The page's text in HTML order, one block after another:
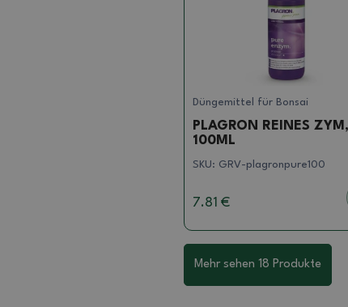
Düngemittel für Bonsai
PLAGRON REINES ZYM,
100ML
SKU: GRV-plagronpure100
7.81 €
Mehr sehen 18 Produkte